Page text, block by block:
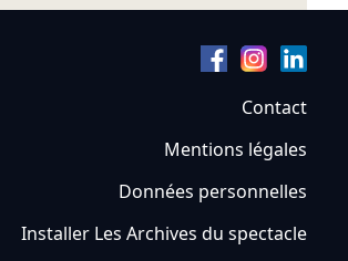
Contact
Mentions légales
Données personnelles
Installer Les Archives du spectacle